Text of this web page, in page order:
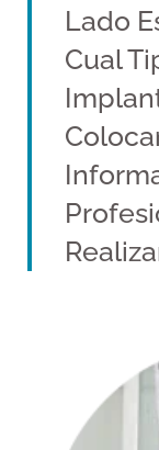
Lado
Cual